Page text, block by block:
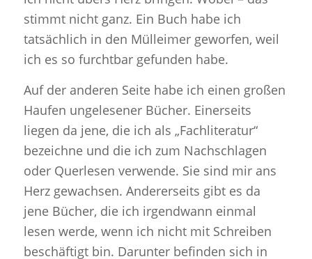
stimmt nicht ganz. Ein Buch habe ich
tatsächlich in den Mülleimer geworfen, weil
ich es so furchtbar gefunden habe.
Auf der anderen Seite habe ich einen großen
Haufen ungelesener Bücher. Einerseits
liegen da jene, die ich als „Fachliteratur“
bezeichne und die ich zum Nachschlagen
oder Querlesen verwende. Sie sind mir ans
Herz gewachsen. Andererseits gibt es da
jene Bücher, die ich irgendwann einmal
lesen werde, wenn ich nicht mit Schreiben
beschäftigt bin. Darunter befinden sich in